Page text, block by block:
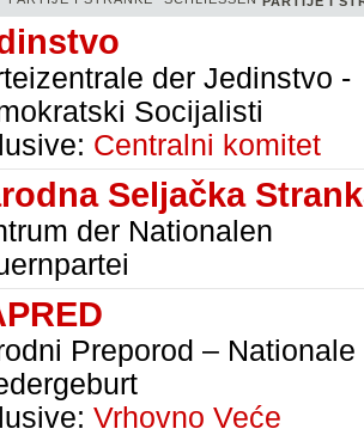
der Jedinstvo -
Socijalisti
Centralni komitet
Seljačka
der Nationalen
Preporod – Nationale
Vrhovno Veće